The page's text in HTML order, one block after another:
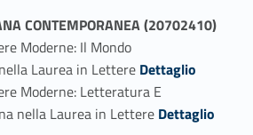
CONTEMPORANEA (20702410)
Moderne: Il Mondo
Laurea in Lettere Link identifier #identifier_person_196661-1
Dettaglio
Moderne: Letteratura E
nella Laurea in Lettere Link identifier #identifier_person_72373-2
Dettaglio